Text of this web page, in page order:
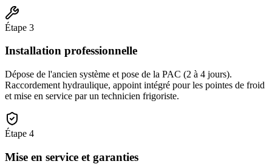
Étape 3
Installation professionnelle
Dépose de l'ancien système et pose de la PAC (2 à 4 jours).
Raccordement hydraulique, appoint intégré pour les pointes de froid
et mise en service par un technicien frigoriste.
Étape 4
Mise en service et garanties